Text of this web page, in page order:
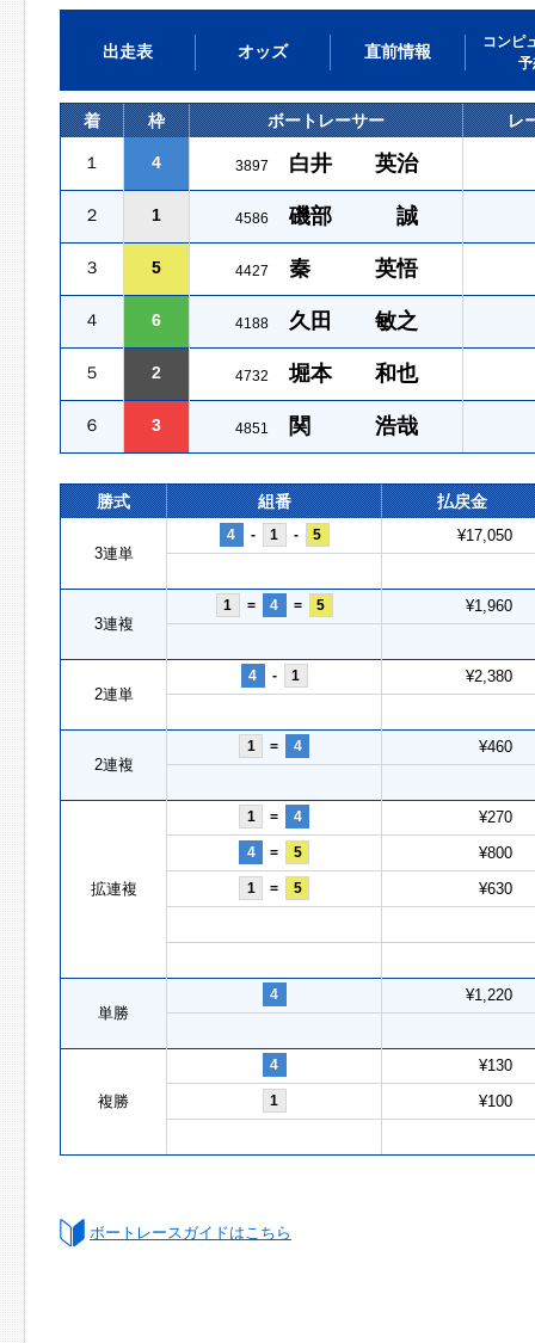
出走表 オッズ 直前情報
コンピ
予
着 枠 ボートレーサー レ
１ 4 3897 白井 英治
２ 1 4586 磯部 誠
３ 5 4427 秦 英悟
４ 6 4188 久田 敏之
５ 2 4732 堀本 和也
６ 3 4851 関 浩哉
勝式 組番 払戻金
3連単
4 - 1 - 5 ¥17,050
3連複
1 = 4 = 5 ¥1,960
2連単
4 - 1 ¥2,380
2連複
1 = 4 ¥460
拡連複
1 = 4 ¥270
4 = 5 ¥800
1 = 5 ¥630
単勝
4 ¥1,220
複勝
4 ¥130
1 ¥100
ボートレースガイドはこちら